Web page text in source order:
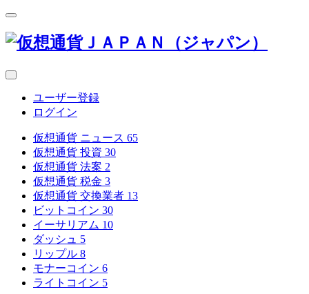
ユーザー登録
ログイン
仮想通貨 ニュース 65
仮想通貨 投資 30
仮想通貨 法案 2
仮想通貨 税金 3
仮想通貨 交換業者 13
ビットコイン 30
イーサリアム 10
ダッシュ 5
リップル 8
モナーコイン 6
ライトコイン 5